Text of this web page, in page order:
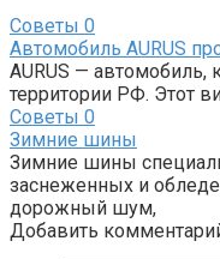
Советы 0
Автомобиль AURUS
AURUS — автомобиль,
территории РФ. Этот
Советы 0
Зимние шины
Зимние шины
заснеженных и
дорожный шум,
Добавить